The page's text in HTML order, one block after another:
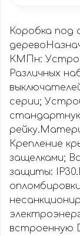
Коробка под
КМПн:
Различных
серии;
Крепление
защелками;
защиты:
встроенную